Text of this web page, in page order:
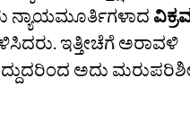
ನ್ಯಾಯಮೂರ್ತಿಗಳಾದ
ಇತ್ತೀಚೆಗೆ ಅರಾವಳಿ
ಅದು